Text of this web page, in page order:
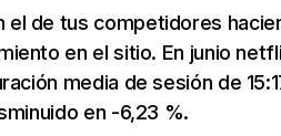
de tus competidores
en el sitio. En junio
media de sesión de
en -6,23 %.